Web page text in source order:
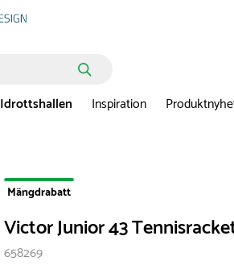
Idrottshallen Inspiration
Mängdrabatt
Victor Junior 43
658269